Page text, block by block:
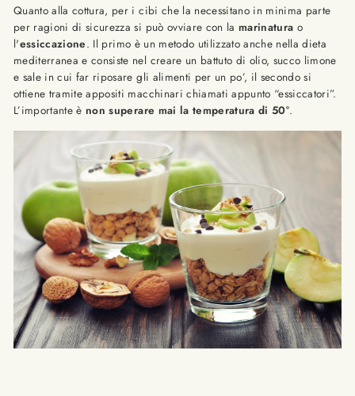
Quanto alla cottura, per i cibi che la necessitano in minima parte
per ragioni di sicurezza si può ovviare con la marinatura o
l'essiccazione. Il primo è un metodo utilizzato anche nella dieta
mediterranea e consiste nel creare un battuto di olio, succo limone
e sale in cui far riposare gli alimenti per un po’, il secondo si
ottiene tramite appositi macchinari chiamati appunto “essiccatori”.
L’importante ènon superare mai la temperatura di 50°.